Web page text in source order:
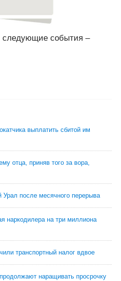
следующие события –
выплатить сбитой им
отца, приняв того за вора,
после месячного перерыва
наркодилера на три миллиона
транспортный налог вдвое
наращивать просрочку